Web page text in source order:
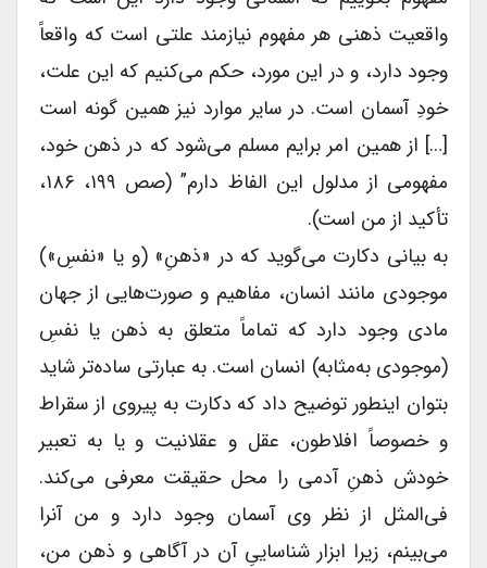
واقعیت ذهنی هر مفهوم نیازمند علتی است که واقعاً
وجود دارد، و در این مورد، حکم می‌کنیم که این علت،
خودِ آسمان است. در سایر موارد نیز همین گونه است
[…] از همین امر برایم مسلم می‌شود که در ذهن خود،
مفهومی از مدلول این الفاظ دارم” (صص ۱۹۹، ۱۸۶،
تأکید از من است).
به بیانی دکارت می‌گوید که در «ذهنِ» (و یا «نفسِ»)
موجودی مانند انسان، مفاهیم و صورت‌هایی از جهان
مادی وجود دارد که تماماً متعلق به ذهن یا نفسِ
(موجودی به‌مثابه) انسان است. به عبارتی ساده‌تر شاید
بتوان اینطور توضیح داد که دکارت به پیروی از سقراط
و خصوصاً افلاطون، عقل و عقلانیت و یا به تعبیر
خودش ذهنِ آدمی را محل حقیقت معرفی می‌کند.
فی‌المثل از نظر وی آسمان وجود دارد و من آنرا
می‌بینم، زیرا ابزار شناساییِ آن در آگاهی و ذهن من،